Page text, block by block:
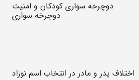
دوچرخه سواری کودکان و امنیت
دوچرخه سواری
اختلاف پدر و مادر در انتخاب اسم نوزاد